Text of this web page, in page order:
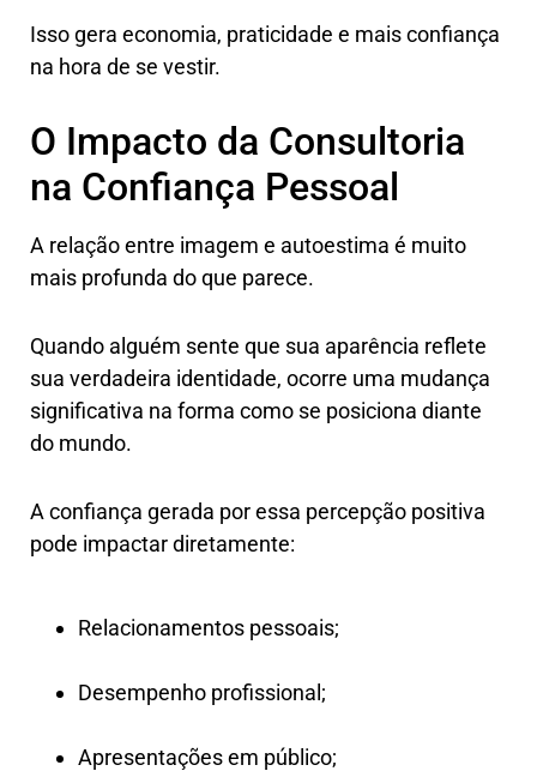
Isso gera economia, praticidade e mais confiança
na hora de se vestir.
O Impacto da Consultoria
na Confiança Pessoal
A relação entre imagem e autoestima é muito
mais profunda do que parece.
Quando alguém sente que sua aparência reflete
sua verdadeira identidade, ocorre uma mudança
significativa na forma como se posiciona diante
do mundo.
A confiança gerada por essa percepção positiva
pode impactar diretamente:
Relacionamentos pessoais;
Desempenho profissional;
Apresentações em público;